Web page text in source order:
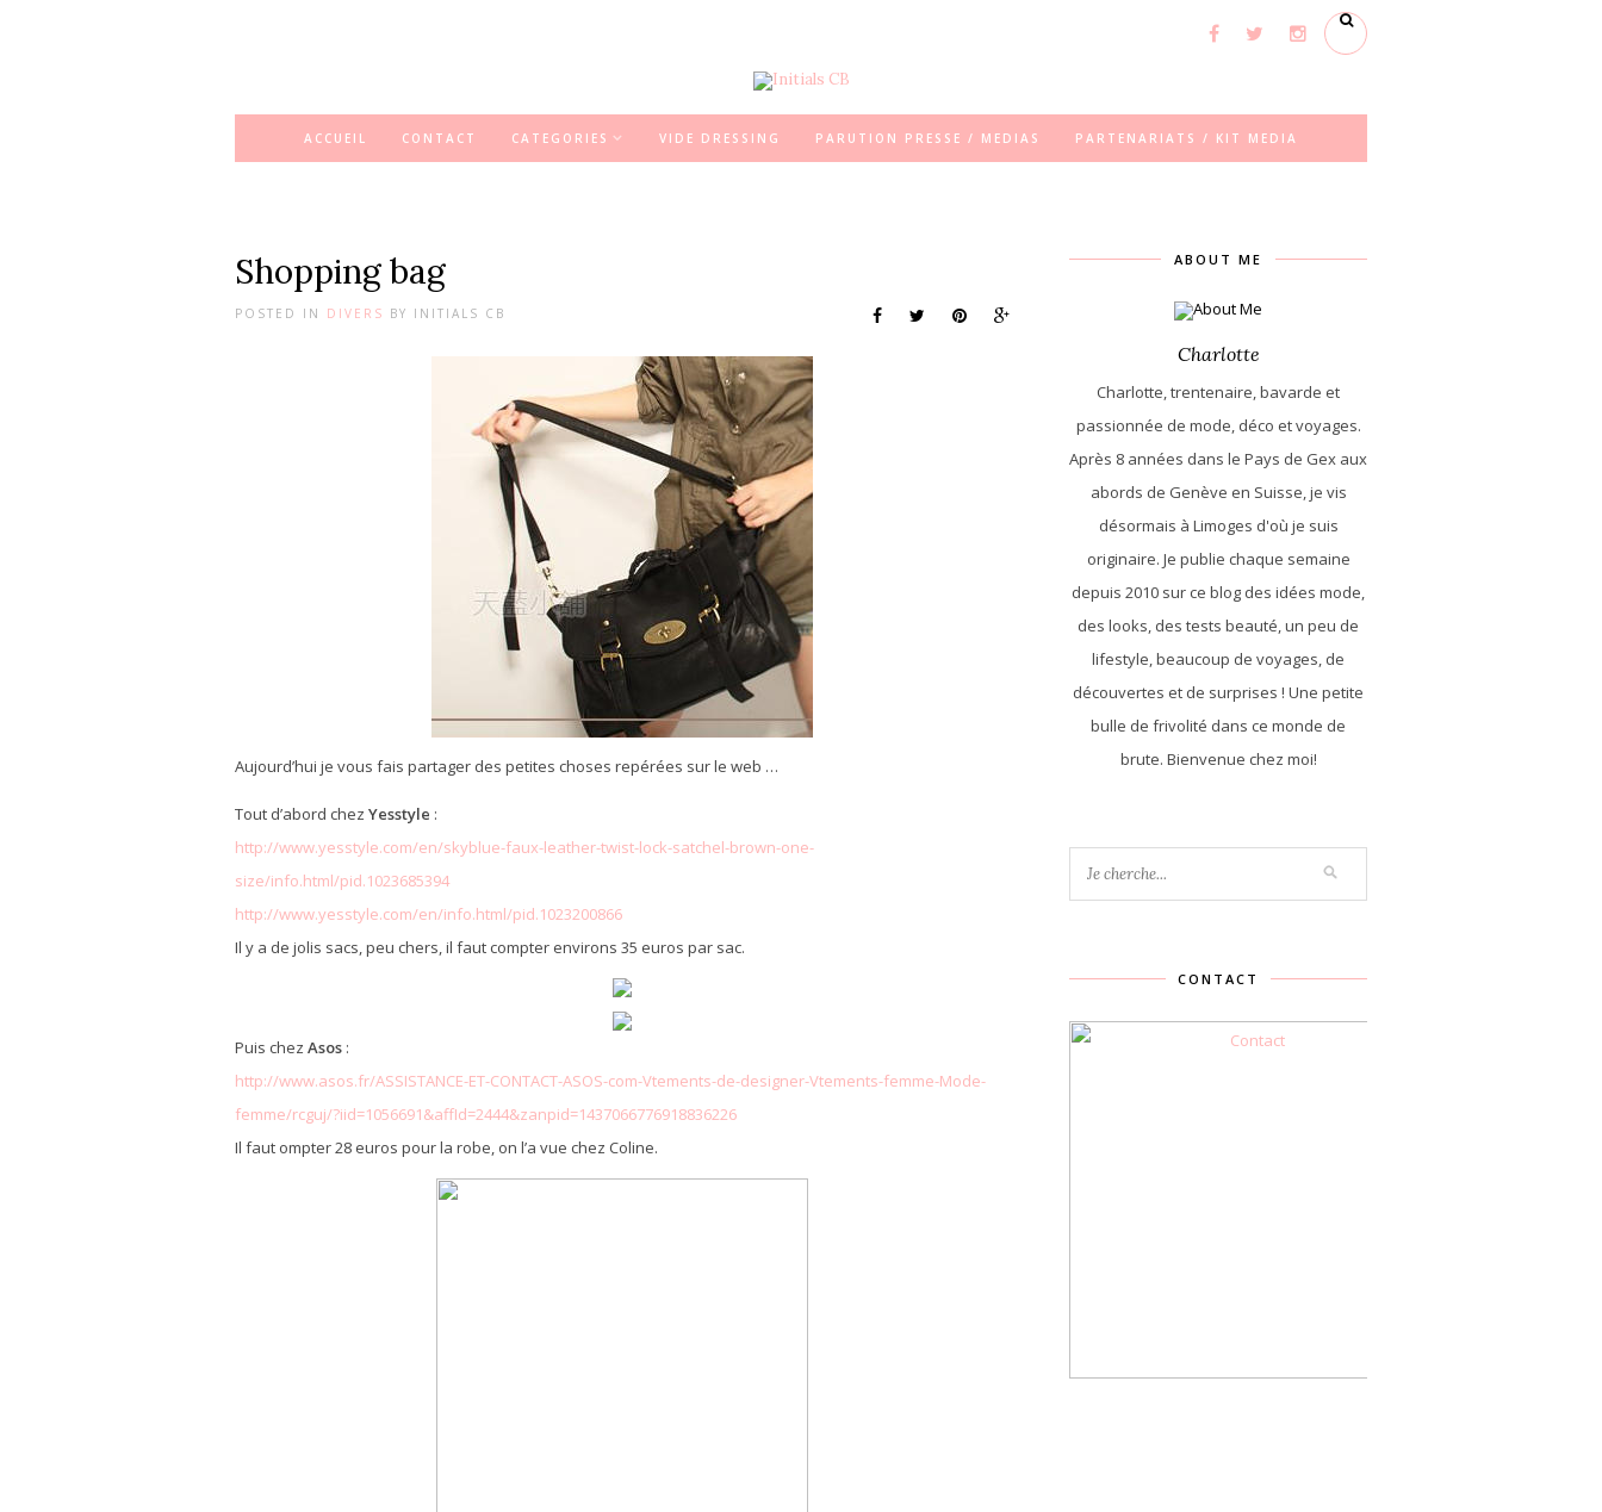
ACCUEIL CONTACT CATEGORIES VIDE DRESSING PARUTION PRESSE / MEDIAS PARTENARIATS / KIT MEDIA
Shopping bag
POSTED IN DIVERS BY INITIALS CB
Aujourd’hui je vous fais partager des petites choses repérées sur le web …
Tout d’abord chez Yesstyle :
http://www.yesstyle.com/en/skyblue-faux-leather-twist-lock-satchel-brown-one-
size/info.html/pid.1023685394
http://www.yesstyle.com/en/info.html/pid.1023200866
Il y a de jolis sacs, peu chers, il faut compter environs 35 euros par sac.
Puis chez Asos :
http://www.asos.fr/ASSISTANCE-ET-CONTACT-ASOS-com-Vtements-de-designer-Vtements-femme-Mode-
femme/rcguj/?iid=1056691&affId=2444&zanpid=1437066776918836226
Il faut ompter 28 euros pour la robe, on l’a vue chez Coline.
ABOUT ME
Charlotte
Charlotte, trentenaire, bavarde et
passionnée de mode, déco et voyages.
Après 8 années dans le Pays de Gex aux
abords de Genève en Suisse, je vis
désormais à Limoges d'où je suis
originaire. Je publie chaque semaine
depuis 2010 sur ce blog des idées mode,
des looks, des tests beauté, un peu de
lifestyle, beaucoup de voyages, de
découvertes et de surprises ! Une petite
bulle de frivolité dans ce monde de
brute. Bienvenue chez moi!
CONTACT